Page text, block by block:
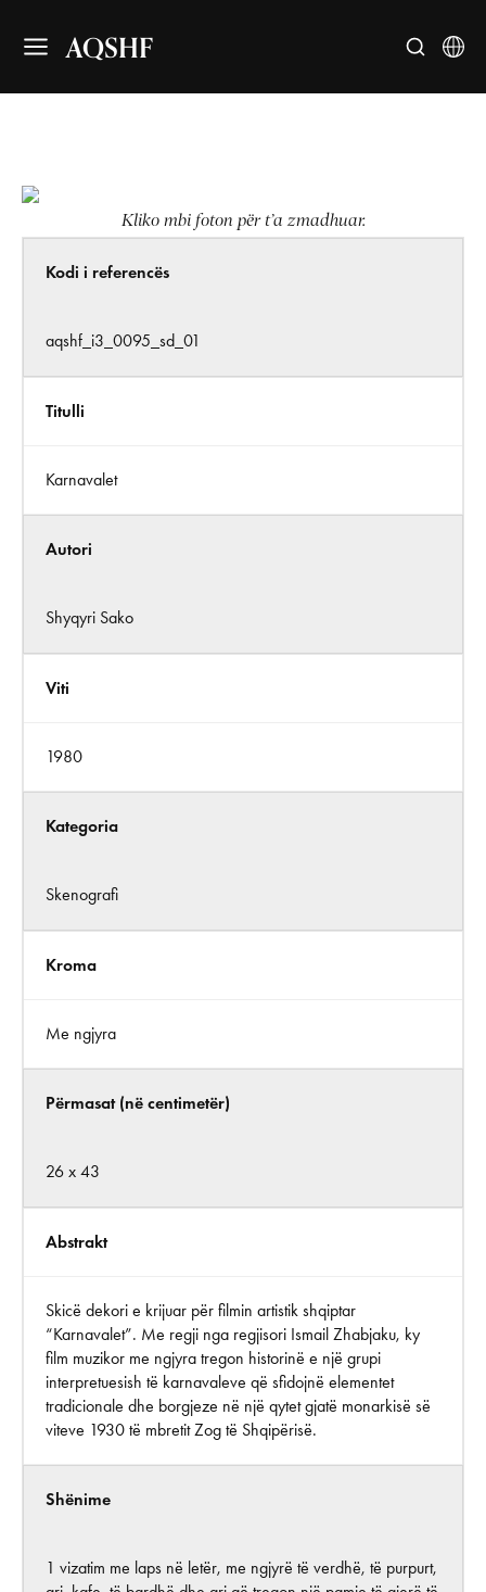
AQSHF
Kliko mbi foton për t’a zmadhuar.
Kodi i referencës
aqshf_i3_0095_sd_01
Titulli
Karnavalet
Autori
Shyqyri Sako
Viti
1980
Kategoria
Skenografi
Kroma
Me ngjyra
Përmasat (në centimetër)
26 x 43
Abstrakt
Skicë dekori e krijuar për filmin artistik shqiptar
“Karnavalet”. Me regji nga regjisori Ismail Zhabjaku, ky
film muzikor me ngjyra tregon historinë e një grupi
interpretuesish të karnavaleve që sfidojnë elementet
tradicionale dhe borgjeze në një qytet gjatë monarkisë së
viteve 1930 të mbretit Zog të Shqipërisë.
Shënime
1 vizatim me laps në letër, me ngjyrë të verdhë, të purpurt,